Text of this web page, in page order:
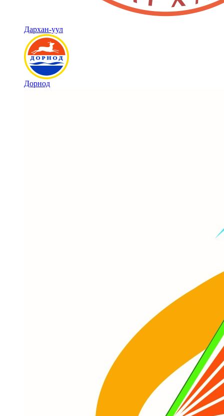
Дархан-уул
Дорнод